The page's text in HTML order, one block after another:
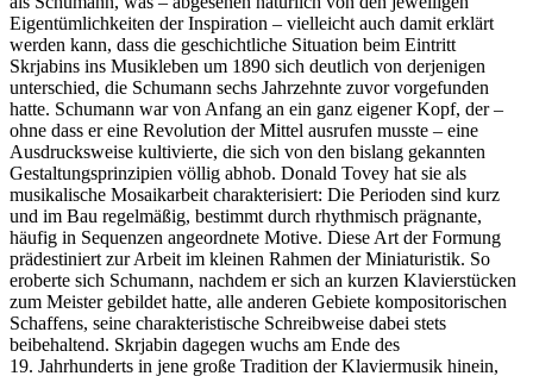
Eigentümlichkeiten der Inspiration – vielleicht auch damit erklärt
werden kann, dass die geschichtliche Situation beim Eintritt
Skrjabins ins Musikleben um 1890 sich deutlich von derjenigen
unterschied, die Schumann sechs Jahrzehnte zuvor vorgefunden
hatte. Schumann war von Anfang an ein ganz eigener Kopf, der –
ohne dass er eine Revolution der Mittel ausrufen musste – eine
Ausdrucksweise kultivierte, die sich von den bislang gekannten
Gestaltungsprinzipien völlig abhob. Donald Tovey hat sie als
musikalische Mosaikarbeit charakterisiert: Die Perioden sind kurz
und im Bau regelmäßig, bestimmt durch rhythmisch prägnante,
häufig in Sequenzen angeordnete Motive. Diese Art der Formung
prädestiniert zur Arbeit im kleinen Rahmen der Miniaturistik. So
eroberte sich Schumann, nachdem er sich an kurzen Klavierstücken
zum Meister gebildet hatte, alle anderen Gebiete kompositorischen
Schaffens, seine charakteristische Schreibweise dabei stets
beibehaltend. Skrjabin dagegen wuchs am Ende des
19. Jahrhunderts in jene große Tradition der Klaviermusik hinein,